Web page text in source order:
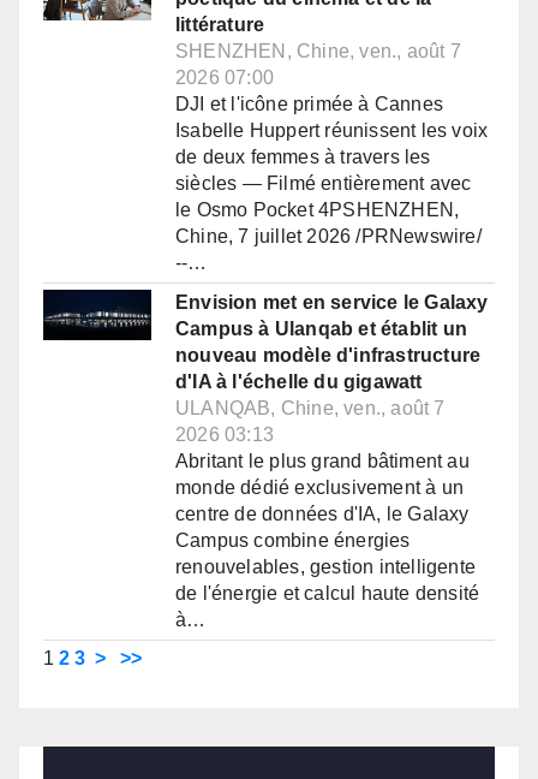
littérature
SHENZHEN, Chine, ven., août 7
2026 07:00
DJI et l'icône primée à Cannes
Isabelle Huppert réunissent les voix
de deux femmes à travers les
siècles — Filmé entièrement avec
le Osmo Pocket 4PSHENZHEN,
Chine, 7 juillet 2026 /PRNewswire/
--…
Envision met en service le Galaxy
Campus à Ulanqab et établit un
nouveau modèle d'infrastructure
d'IA à l'échelle du gigawatt
ULANQAB, Chine, ven., août 7
2026 03:13
Abritant le plus grand bâtiment au
monde dédié exclusivement à un
centre de données d'IA, le Galaxy
Campus combine énergies
renouvelables, gestion intelligente
de l'énergie et calcul haute densité
à…
1 2 3 > >>